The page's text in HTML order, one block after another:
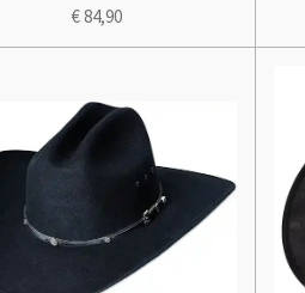
€ 84,90